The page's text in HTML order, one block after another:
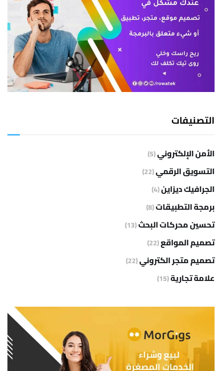
التصنيفات
الأمن الإلكتروني(5)
التسويق الرقمي(22)
الجرافيك ديزاين(4)
برمجة التطبيقات(8)
تحسين محركات البحث(13)
تصميم المواقع(22)
تصميم متجر الكتروني(22)
علامة تجارية(15)